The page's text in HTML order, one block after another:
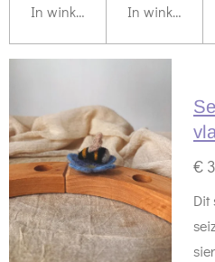
In winkelwagenIn
€
Dit